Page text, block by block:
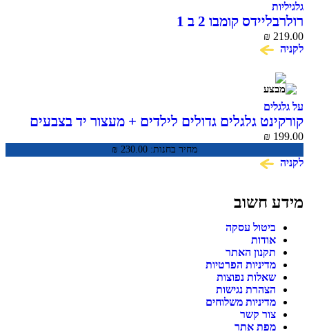
גלגיליות
רולרבליידס קומבו 2 ב 1
₪ 219.00
לקניה
על גלגלים
קורקינט גלגלים גדולים לילדים + מעצור יד בצבעים
CLASSIC PRO
מחיר בחנות: ₪ 230.00
₪ 199.00
לקניה
מידע חשוב
ביטול עסקה
אודות
תקנון האתר
מדיניות הפרטיות
שאלות נפוצות
הצהרת נגישות
מדיניות משלוחים
צור קשר
מפת אתר